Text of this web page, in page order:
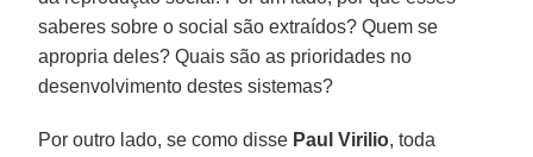
saberes sobre o social são extraídos? Quem se
apropria deles? Quais são as prioridades no
desenvolvimento destes sistemas?
Por outro lado, se como disse Paul Virilio, toda